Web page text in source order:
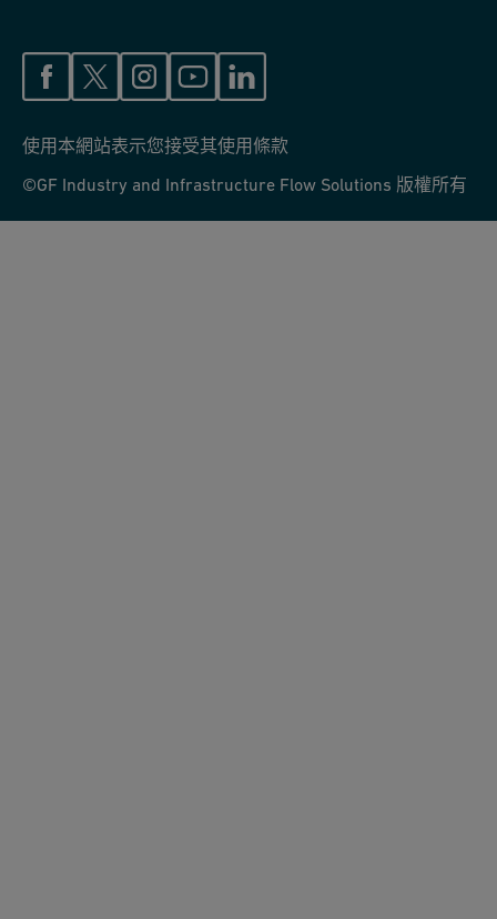
使用本網站表示您接受其使用條款
©GF Industry and Infrastructure Flow Solutions 版權所有